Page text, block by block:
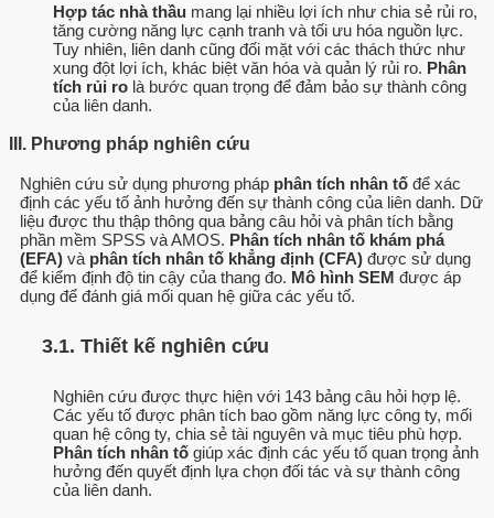
Hợp tác nhà thầu mang lại nhiều lợi ích như chia sẻ rủi ro,
tăng cường năng lực cạnh tranh và tối ưu hóa nguồn lực.
Tuy nhiên, liên danh cũng đối mặt với các thách thức như
xung đột lợi ích, khác biệt văn hóa và quản lý rủi ro. Phân
tích rủi ro là bước quan trọng để đảm bảo sự thành công
của liên danh.
III. Phương pháp nghiên cứu
Nghiên cứu sử dụng phương pháp phân tích nhân tố để xác
định các yếu tố ảnh hưởng đến sự thành công của liên danh. Dữ
liệu được thu thập thông qua bảng câu hỏi và phân tích bằng
phần mềm SPSS và AMOS. Phân tích nhân tố khám phá
(EFA) và phân tích nhân tố khẳng định (CFA) được sử dụng
để kiểm định độ tin cậy của thang đo. Mô hình SEM được áp
dụng để đánh giá mối quan hệ giữa các yếu tố.
3.1. Thiết kế nghiên cứu
Nghiên cứu được thực hiện với 143 bảng câu hỏi hợp lệ.
Các yếu tố được phân tích bao gồm năng lực công ty, mối
quan hệ công ty, chia sẻ tài nguyên và mục tiêu phù hợp.
Phân tích nhân tố giúp xác định các yếu tố quan trọng ảnh
hưởng đến quyết định lựa chọn đối tác và sự thành công
của liên danh.